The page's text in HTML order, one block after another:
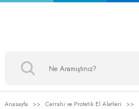
Anasayfa Cerrahi ve Protetik El Aletleri